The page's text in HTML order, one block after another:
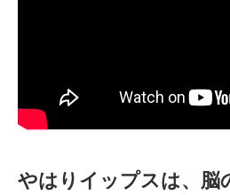
やはりイップスは、脳